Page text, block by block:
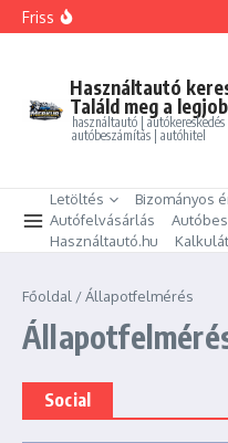
Ugrás a tartalomhoz
Friss
BMW 325i xDrive
PEUGEOT PARTNER
Használtautó
Találd meg a
használtautó | autókereskedés
autóbeszámítás | autóhitel
Letöltés
Bizományos
Autófelvásárlás
Használtautó.hu
Főoldal /Állapotfelmérés
Social